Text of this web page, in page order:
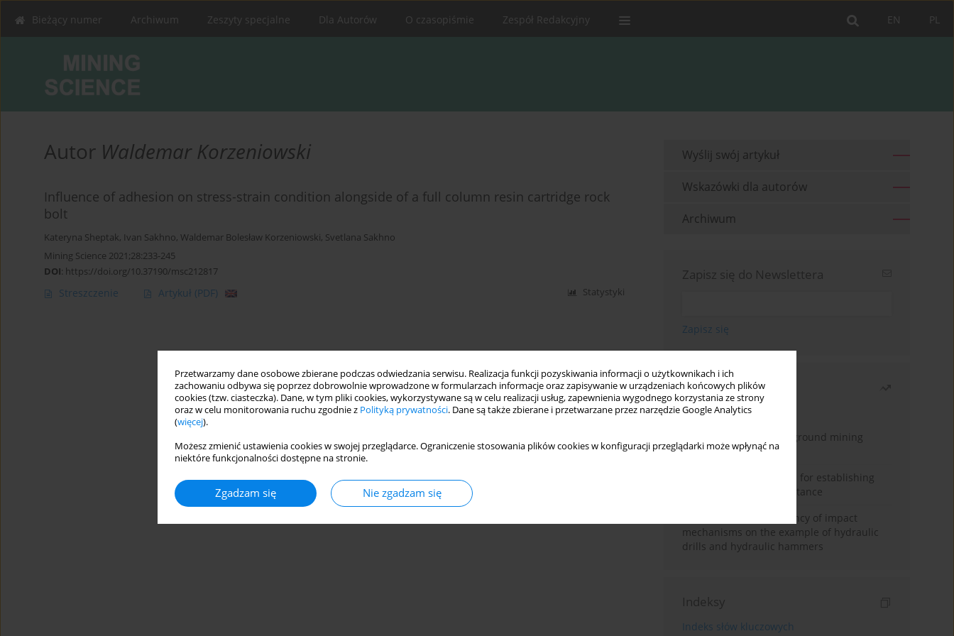
Przetwarzamy dane osobowe zbierane podczas odwiedzania serwisu. Realizacja funkcji pozyskiwania informacji o użytkownikach i ich
zachowaniu odbywa się poprzez dobrowolnie wprowadzone w formularzach informacje oraz zapisywanie w urządzeniach końcowych plików
cookies (tzw. ciasteczka). Dane, w tym pliki cookies, wykorzystywane są w celu realizacji usług, zapewnienia wygodnego korzystania ze strony
oraz w celu monitorowania ruchu zgodnie z Polityką prywatności. Dane są także zbierane i przetwarzane przez narzędzie Google Analytics
(więcej).
Możesz zmienić ustawienia cookies w swojej przeglądarce. Ograniczenie stosowania plików cookies w konfiguracji przeglądarki może wpłynąć na
niektóre funkcjonalności dostępne na stronie.
Zgadzam się Nie zgadzam się
PL
EN
Bieżący numer Archiwum Zeszyty specjalne Dla Autorów O czasopiśmie Zespół Redakcyjny
Autor Waldemar Korzeniowski
Influence of adhesion on stress-strain condition alongside of a full column resin cartridge rock
bolt
Kateryna Sheptak, Ivan Sakhno, Waldemar Bolesław Korzeniowski, Svetlana Sakhno
Mining Science 2021;28:233-245
DOI: https://doi.org/10.37190/msc212817
Streszczenie Artykuł (PDF) Statystyki
Wyślij swój artykuł
Wskazówki dla autorów
Archiwum
Zapisz się do Newslettera
Najczęściej czytane
Miesiąc
Rok
Methodology for underground mining
method selection
New theoretical method for establishing
indentation rolling resistance
Evaluation of the efficiency of impact
mechanisms on the example of hydraulic
drills and hydraulic hammers
Indeksy
Indeks słów kluczowych